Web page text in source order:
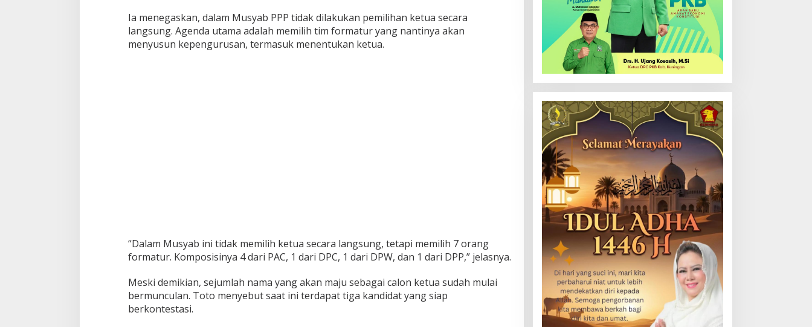
Ia menegaskan, dalam Musyab PPP tidak dilakukan pemilihan ketua secara
langsung. Agenda utama adalah memilih tim formatur yang nantinya akan
menyusun kepengurusan, termasuk menentukan ketua.
“Dalam Musyab ini tidak memilih ketua secara langsung, tetapi memilih 7 orang
formatur. Komposisinya 4 dari PAC, 1 dari DPC, 1 dari DPW, dan 1 dari DPP,” jelasnya.
Meski demikian, sejumlah nama yang akan maju sebagai calon ketua sudah mulai
bermunculan. Toto menyebut saat ini terdapat tiga kandidat yang siap
berkontestasi.